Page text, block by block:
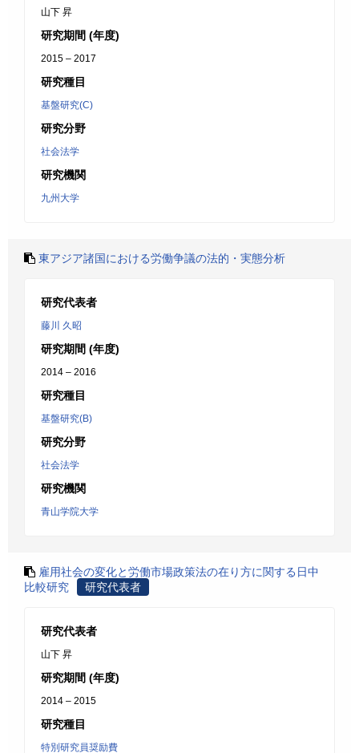
山下 昇
研究期間 (年度)
2015 – 2017
研究種目
基盤研究(C)
研究分野
社会法学
研究機関
九州大学
東アジア諸国における労働争議の法的・実態分析
研究代表者
藤川 久昭
研究期間 (年度)
2014 – 2016
研究種目
基盤研究(B)
研究分野
社会法学
研究機関
青山学院大学
雇用社会の変化と労働市場政策法の在り方に関する日中
比較研究
研究代表者
研究代表者
山下 昇
研究期間 (年度)
2014 – 2015
研究種目
特別研究員奨励費